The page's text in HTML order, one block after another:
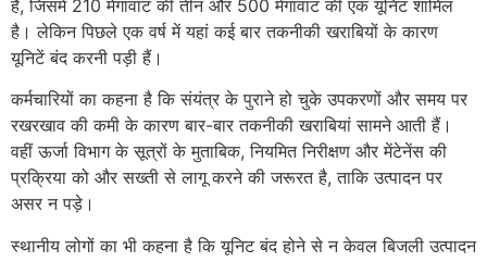
है, जिसमें 210 मेगावाट की तीन और 500 मेगावाट की एक यूनिट शामिल
है। लेकिन पिछले एक वर्ष में यहां कई बार तकनीकी खराबियों के कारण
यूनिटें बंद करनी पड़ी हैं।
कर्मचारियों का कहना है कि संयंत्र के पुराने हो चुके उपकरणों और समय पर
रखरखाव की कमी के कारण बार-बार तकनीकी खराबियां सामने आती हैं।
वहीं ऊर्जा विभाग के सूत्रों के मुताबिक, नियमित निरीक्षण और मेंटेनेंस की
प्रक्रिया को और सख्ती से लागू करने की जरूरत है, ताकि उत्पादन पर
असर न पड़े।
स्थानीय लोगों का भी कहना है कि यूनिट बंद होने से न केवल बिजली उत्पादन